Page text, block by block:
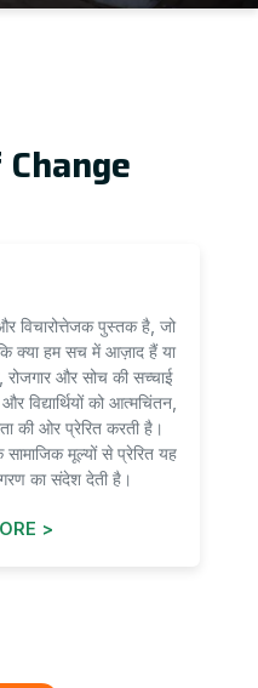
विचारोत्तेजक पुस्तक है, जो
क्या हम सच में आज़ाद हैं या
और सोच की सच्चाई
विद्यार्थियों को आत्मचिंतन,
की ओर प्रेरित करती है।
मूल्यों से प्रेरित यह
का संदेश देती है।
>